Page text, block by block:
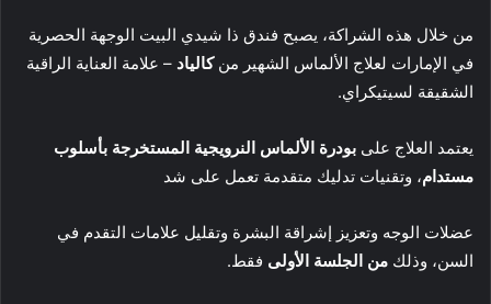
من خلال هذه الشراكة، يصبح فندق ذا شيدي البيت الوجهة الحصرية
في الإمارات لعلاج الألماس الشهير منكالياد – علامة العناية الراقية
الشقيقة لسيتيكراي.
يعتمد العلاج على بودرة الألماس النرويجية المستخرجة بأسلوب
مستدام، وتقنيات تدليك متقدمة تعمل على شد
عضلات الوجه وتعزيز إشراقة البشرة وتقليل علامات التقدم في
السن، وذلك من الجلسة الأولى فقط.